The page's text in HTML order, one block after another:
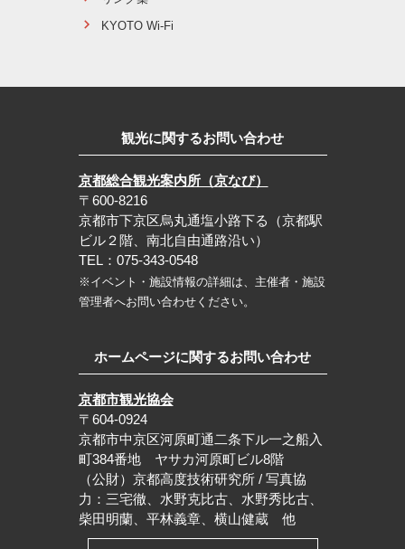
KYOTO Wi-Fi
観光に関するお問い合わせ
京都総合観光案内所（京なび）
〒600-8216
京都市下京区烏丸通塩小路下る（京都駅
ビル２階、南北自由通路沿い）
TEL：075-343-0548
※イベント・施設情報の詳細は、主催者・施設
管理者へお問い合わせください。
ホームページに関するお問い合わせ
京都市観光協会
〒604-0924
京都市中京区河原町通二条下ル一之船入
町384番地 ヤサカ河原町ビル8階
（公財）京都高度技術研究所 / 写真協
力：三宅徹、水野克比古、水野秀比古、
柴田明蘭、平林義章、横山健蔵 他